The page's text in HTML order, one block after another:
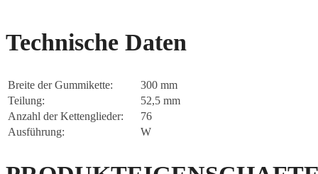
Technische Daten
Breite der Gummikette:
300 mm
Teilung:
52,5 mm
Anzahl der Kettenglieder:
76
Ausführung:
W